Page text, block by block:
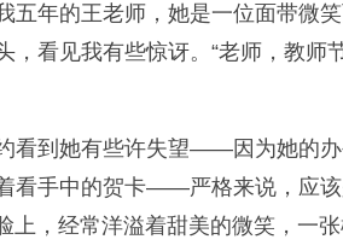
年的王老师，她是一位面带微
看见我有些惊讶。“老师，教
看到她有些许失望——因为她的
看手中的贺卡——严格来说，应
，经常洋溢着甜美的微笑，一